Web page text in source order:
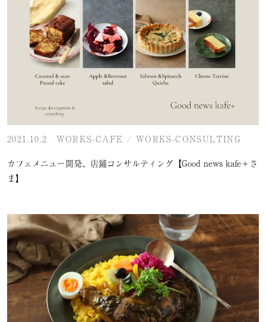
2021.10.2 WORKS-CAFE / WORKS-CONSULTING
カフェメニュー開発、店鋪コンサルティング【Good news kafe＋さ
ま】